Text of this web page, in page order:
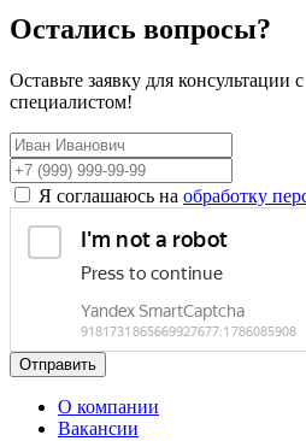
Остались вопросы?
Оставьте заявку для
специалистом!
Я соглашаюсь на обработку
Отправить
О компании
Вакансии